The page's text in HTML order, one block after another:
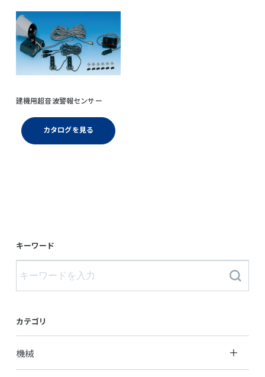
キーワード
カテゴリ
機械
建機用超音波警報センサー
カタログを見る